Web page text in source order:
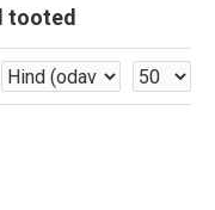
tooted